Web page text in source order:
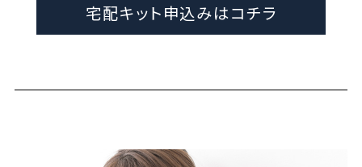
宅配キット申込みはコチラ